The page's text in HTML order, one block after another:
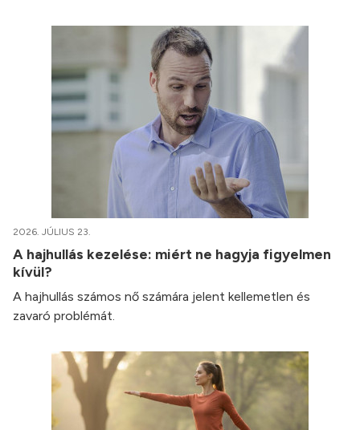
2026. JÚLIUS 23.
A hajhullás kezelése: miért ne hagyja figyelmen
kívül?
A hajhullás számos nő számára jelent kellemetlen és
zavaró problémát.